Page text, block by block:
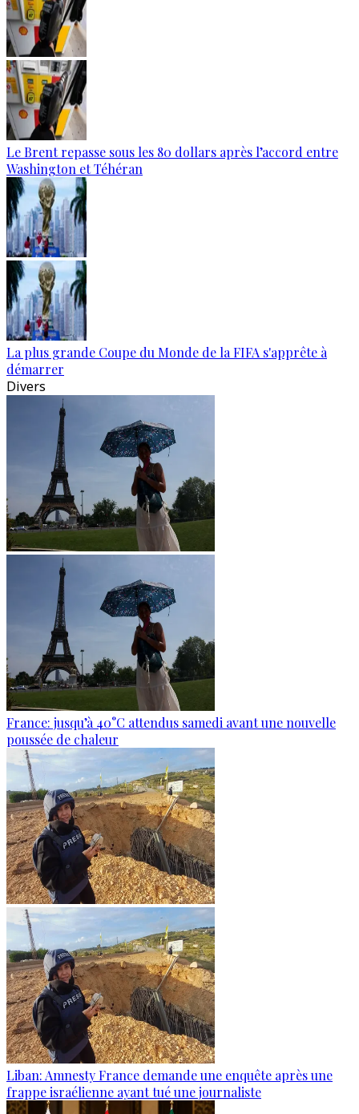
Le Brent repasse sous les 80 dollars après l’accord entre
Washington et Téhéran
La plus grande Coupe du Monde de la FIFA s'apprête à
démarrer
Divers
France: jusqu’à 40°C attendus samedi avant une nouvelle
poussée de chaleur
Liban: Amnesty France demande une enquête après une
frappe israélienne ayant tué une journaliste